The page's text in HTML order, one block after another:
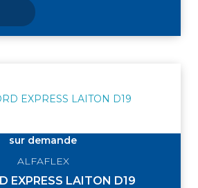
sur demande
ALFAFLEX
EXPRESS LAITON D19